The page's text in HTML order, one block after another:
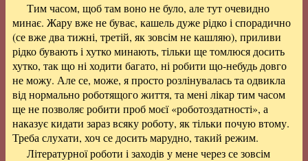
Тим часом, щоб там воно не було, але тут очевидно
минає. Жару вже не буває, кашель дуже рідко і спорадично
(се вже два тижні, третій, як зовсім не кашляю), приливи
рідко бувають і хутко минають, тільки ще томлюся досить
хутко, так що ні ходити багато, ні робити що-небудь довго
не можу. Але се, може, я просто розлінувалась та одвикла
від нормально роботящого життя, та мені лікар тим часом
ще не позволяє робити проб моєї «роботоздатності», а
наказує кидати зараз всяку роботу, як тільки почую втому.
Треба слухати, хоч се досить марудно, такий режим.
Літературної роботи і заходів у мене через се зовсім